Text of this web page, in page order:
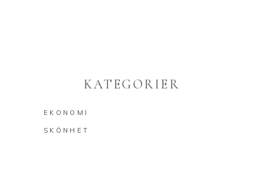
KATEGORIER
EKONOMI
SKÖNHET